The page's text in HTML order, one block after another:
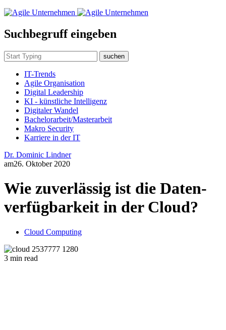
Suchbegruff eingeben
suchen
IT-Trends
Agile Organisation
Digital Leadership
KI - künstliche Intelligenz
Digitaler Wandel
Bachelorarbeit/Masterarbeit
Makro Security
Karriere in der IT
Dr. Dominic Lindner
am26. Oktober 2020
Wie zuverlässig ist die Daten­
verfüg­bar­keit in der Cloud?
Cloud Computing
3 min read